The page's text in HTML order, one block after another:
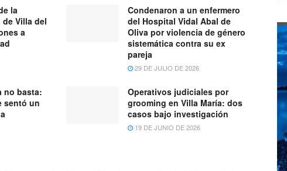
la
de Villa del
a
Condenaron a un enfermero
del Hospital Vidal Abal de
Oliva por violencia de género
sistemática contra su ex
pareja
29 DE JULIO DE 2026
no basta:
sentó un
Operativos judiciales por
grooming en Villa María: dos
casos bajo investigación
19 DE JUNIO DE 2026